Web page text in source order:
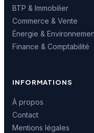
BTP & Immobilier
Commerce & Vente
Énergie &
Finance & Comptabilité
INFORMATIONS
À propos
Contact
Mentions légales